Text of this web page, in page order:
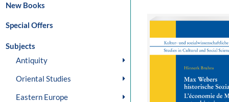
New Books
Special Offers
Subjects
Antiquity
Oriental Studies
Eastern Europe